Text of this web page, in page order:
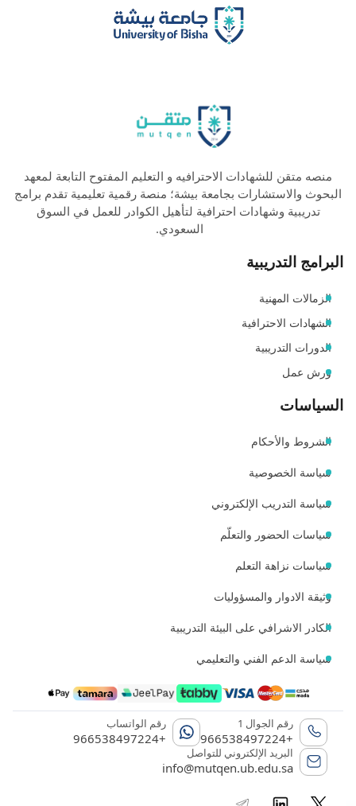
منصه متقن للشهادات الاحترافيه و التعليم المفتوح التابعة لمعهد
البحوث والاستشارات بجامعة بيشة؛ منصة رقمية تعليمية تقدم برامج
تدريبية وشهادات احترافية لتأهيل الكوادر للعمل في السوق
السعودي.
البرامج التدريبية
الزمالات المهنية
الشهادات الاحترافية
الدورات التدريبية
ورش عمل
السياسات
الشروط والأحكام
سياسة الخصوصية
سياسة التدريب الإلكتروني
سياسات الحضور والتعلّم
سياسات نزاهة التعلم
وثيقة الادوار والمسؤوليات
الكادر الاشرافي على البيئة التدريبية
سياسة الدعم الفني والتعليمي
رقم الجوال 1
+966538497224
رقم الواتساب
+966538497224
البريد الإلكتروني للتواصل
info@mutqen.ub.edu.sa